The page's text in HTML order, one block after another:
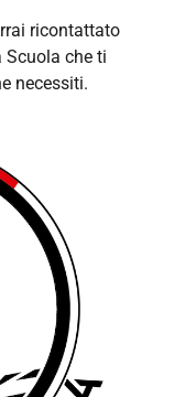
ricontattato
che ti
necessiti.